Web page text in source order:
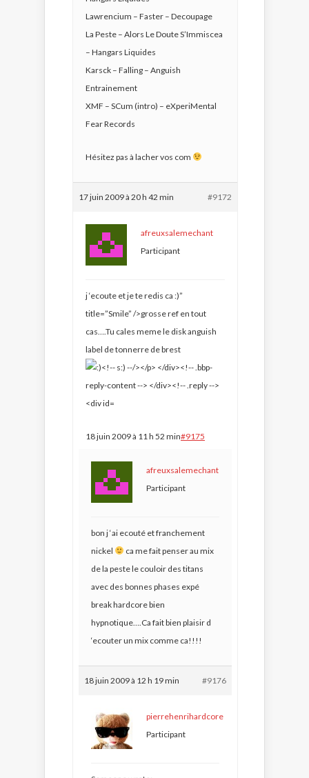
Lawrencium – Faster – Decoupage
La Peste – Alors Le Doute S’Immiscea
– Hangars Liquides
Karsck – Falling – Anguish
Entrainement
XMF – SCum (intro) – eXperiMental
Fear Records
Hésitez pas à lacher vos com
17 juin 2009 à 20 h 42 min #9172
afreuxsalemechant
Participant
j ‘ecoute et je te redis ca :)”
title=”Smile” />grosse ref en tout
cas….Tu cales meme le disk anguish
label de tonnerre de brest
18 juin 2009 à 11 h 52 min#9175
afreuxsalemechant
Participant
bon j ‘ai ecouté et franchement
nickel
ca me fait penser au mix
de la peste le couloir des titans
avec des bonnes phases expé
break hardcore bien
hypnotique….Ca fait bien plaisir d
‘ecouter un mix comme ca!!!!
18 juin 2009 à 12 h 19 min #9176
pierrehenrihardcore
Participant